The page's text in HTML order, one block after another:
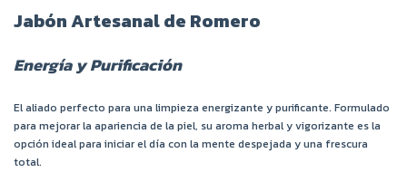
Jabón Artesanal de Romero
Energía y Purificación
El aliado perfecto para una limpieza energizante y purificante. Formulado
para mejorar la apariencia de la piel, su aroma herbal y vigorizante es la
opción ideal para iniciar el día con la mente despejada y una frescura
total.